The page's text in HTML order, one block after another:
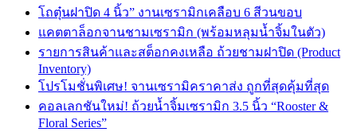
โถตุ๋นฝาปิด 4 นิ้ว” งานเซรามิกเคลือบ 6 สีวนขอบ
แคตตาล็อกจานชามเซรามิก (พร้อมหลุมน้ำจิ้มในตัว)
รายการสินค้าและสต็อกคงเหลือ ถ้วยชามฝาปิด (Product
Inventory)
โปรโมชั่นพิเศษ! จานเซรามิคราคาส่ง ถูกที่สุดคุ้มที่สุด
คอลเลกชันใหม่! ถ้วยน้ำจิ้มเซรามิก 3.5 นิ้ว “Rooster &
Floral Series”